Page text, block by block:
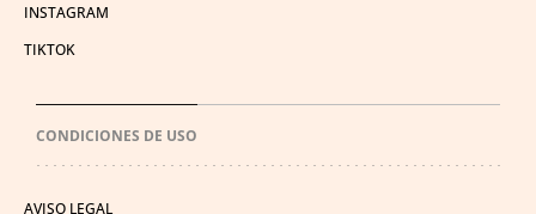
INSTAGRAM
TIKTOK
CONDICIONES DE USO
AVISO LEGAL